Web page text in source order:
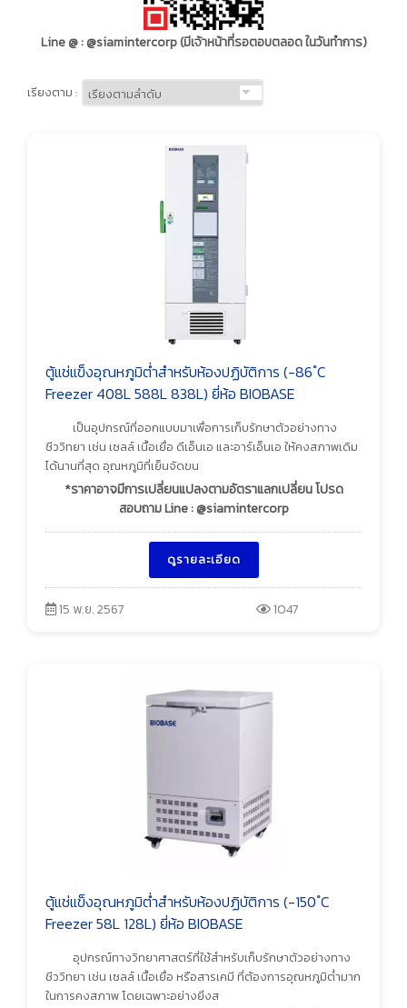
Line @ : @siamintercorp (มีเจ้าหน้าที่รอตอบตลอด ในวันทำการ)
เรียงตาม :
ตู้แช่แข็งอุณหภูมิต่ำสำหรับห้องปฏิบัติการ (-86 ํC
Freezer 408L 588L 838L) ยี่ห้อ BIOBASE
เป็นอุปกรณ์ที่ออกแบบมาเพื่อการเก็บรักษาตัวอย่างทาง
ชีววิทยา เช่น เซลล์ เนื้อเยื่อ ดีเอ็นเอ และอาร์เอ็นเอ ให้คงสภาพเดิม
ได้นานที่สุด อุณหภูมิที่เย็นจัดขน
*ราคาอาจมีการเปลี่ยนแปลงตามอัตราแลกเปลี่ยน โปรด
สอบถาม Line : @siamintercorp
ดูรายละเอียด
15 พ.ย. 2567 1047
ตู้แช่แข็งอุณหภูมิต่ำสำหรับห้องปฏิบัติการ (-150 ํC
Freezer 58L 128L) ยี่ห้อ BIOBASE
อุปกรณ์ทางวิทยาศาสตร์ที่ใช้สำหรับเก็บรักษาตัวอย่างทาง
ชีววิทยา เช่น เซลล์ เนื้อเยื่อ หรือสารเคมี ที่ต้องการอุณหภูมิต่ำมาก
ในการคงสภาพ โดยเฉพาะอย่างยิ่งส